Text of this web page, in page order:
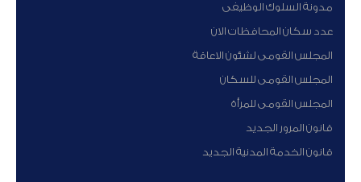
مدونة السلوك الوظيفى
عدد سكان المحافظات الان
المجلس القومى لشئون الاعاقة
المجلس القومى للسكان
المجلس القومى للمرأة
قانون المرور الجديد
قانون الخدمة المدنية الجديد